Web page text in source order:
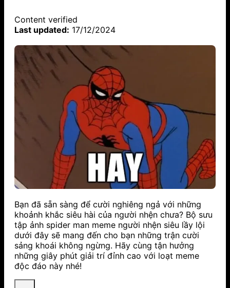
Content verified
Last updated: 17/12/2024
Bạn đã sẵn sàng để cười nghiêng ngả với những
khoảnh khắc siêu hài của người nhện chưa? Bộ sưu
tập ảnh spider man meme người nhện siêu lầy lội
dưới đây sẽ mang đến cho bạn những trận cười
sảng khoái không ngừng. Hãy cùng tận hưởng
những giây phút giải trí đỉnh cao với loạt meme
độc đáo này nhé!